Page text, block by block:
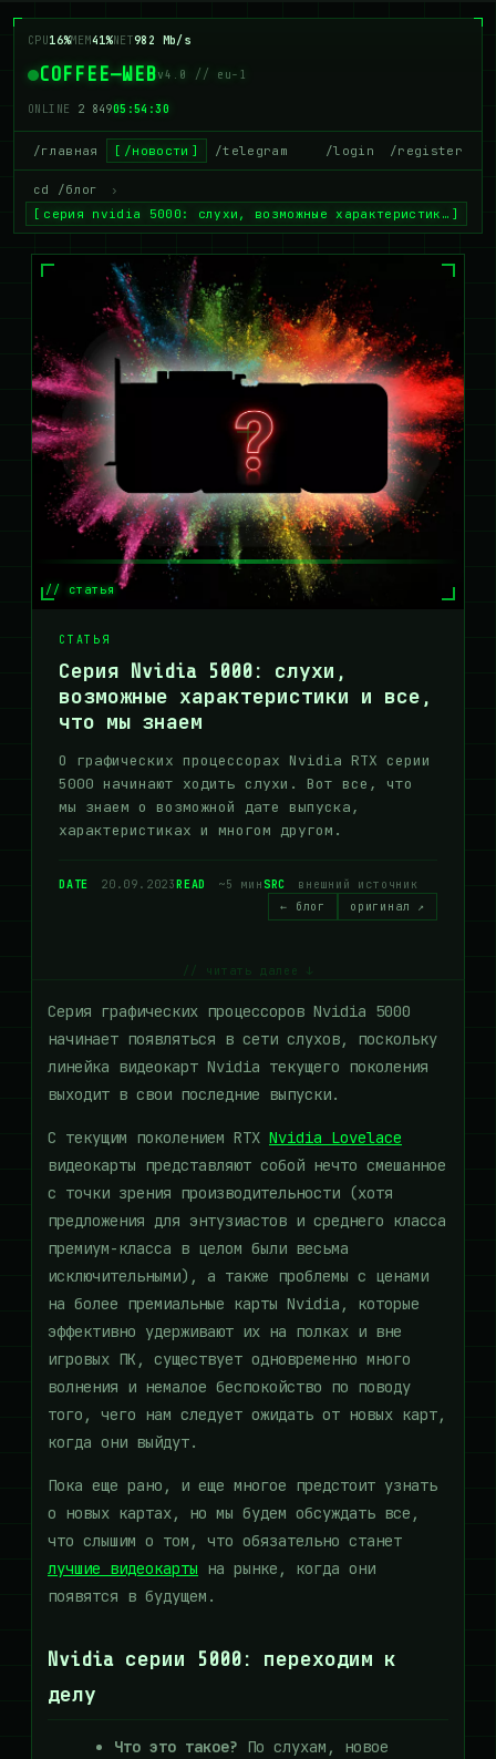
CPU16%MEM41%NET982 Mb/s
COFFEE—WEBv4.0 // eu-1
ONLINE 2 84905:54:30
/главная /новости /telegram /login /register
cd /блог
›
серия nvidia 5000: слухи, возможные характеристик…
// статья
СТАТЬЯ
Серия Nvidia 5000: слухи,
возможные характеристики и все,
что мы знаем
О графических процессорах Nvidia RTX серии
5000 начинают ходить слухи. Вот все, что
мы знаем о возможной дате выпуска,
характеристиках и многом другом.
DATE 20.09.2023READ ~5 минSRC
внешний источник
← блог
оригинал ↗
// читать далее ↓
Серия графических процессоров Nvidia 5000
начинает появляться в сети слухов, поскольку
линейка видеокарт Nvidia текущего поколения
выходит в свои последние выпуски.
С текущим поколением RTX Nvidia Lovelace
видеокарты представляют собой нечто смешанное
с точки зрения производительности (хотя
предложения для энтузиастов и среднего класса
премиум-класса в целом были весьма
исключительными), а также проблемы с ценами
на более премиальные карты Nvidia, которые
эффективно удерживают их на полках и вне
игровых ПК, существует одновременно много
волнения и немалое беспокойство по поводу
того, чего нам следует ожидать от новых карт,
когда они выйдут.
Пока еще рано, и еще многое предстоит узнать
о новых картах, но мы будем обсуждать все,
что слышим о том, что обязательно станет
лучшие видеокарты на рынке, когда они
появятся в будущем.
Nvidia серии 5000: переходим к
делу
Что это такое? По слухам, новое